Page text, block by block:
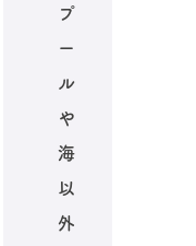
プ
ー
ル
や
海
以
外